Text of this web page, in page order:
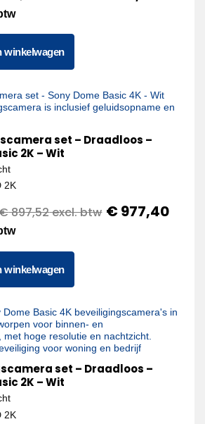
winkelwagen
set – Draadloos –
2K – Wit
2K
897,52excl. btw €977,40
winkelwagen
set – Draadloos –
2K – Wit
2K